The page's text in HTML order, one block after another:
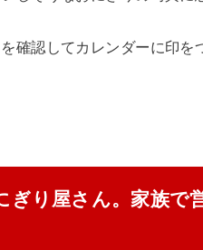
確認してカレンダーに印を
ぎり屋さん。家族で